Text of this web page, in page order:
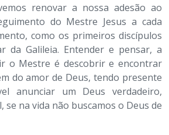
renovar a nossa adesão ao
do Mestre Jesus a cada
como os primeiros discípulos
da Galileia. Entender e pensar, a
o Mestre é descobrir e encontrar
do amor de Deus, tendo presente
anunciar um Deus verdadeiro,
se na vida não buscamos o Deus de